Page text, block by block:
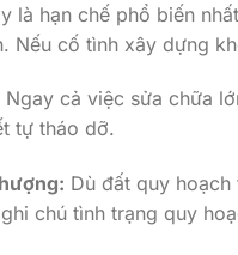
là hạn chế phổ biến
Nếu cố tình xây dựng
Ngay cả việc sửa chữa
tự tháo dỡ.
Dù đất quy
chú tình trạng quy